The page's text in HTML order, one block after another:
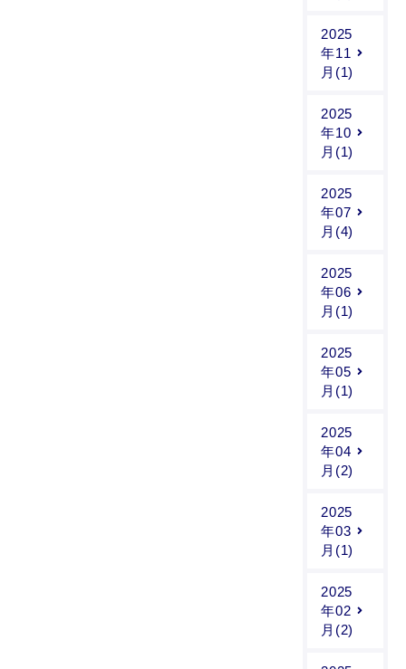
2025
年11
月(1)
2025
年10
月(1)
2025
年07
月(4)
2025
年06
月(1)
2025
年05
月(1)
2025
年04
月(2)
2025
年03
月(1)
2025
年02
月(2)